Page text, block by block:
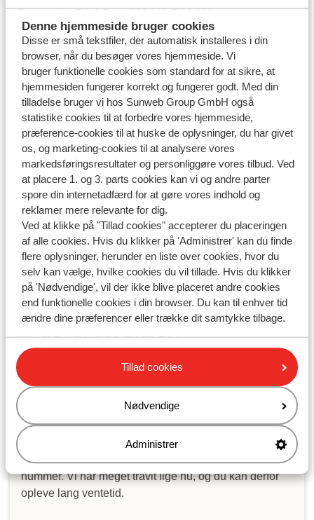
Denne hjemmeside bruger cookies
Disse er små tekstfiler, der automatisk installeres i din
browser, når du besøger vores hjemmeside. Vi
bruger funktionelle cookies som standard for at sikre, at
hjemmesiden fungerer korrekt og fungerer godt. Med din
tilladelse bruger vi hos Sunweb Group GmbH også
statistike cookies til at forbedre vores hjemmeside,
præference-cookies til at huske de oplysninger, du har givet
os, og marketing-cookies til at analysere vores
markedsføringsresultater og personliggøre vores tilbud. Ved
at placere 1. og 3. parts cookies kan vi og andre parter
spore din internetadfærd for at gøre vores indhold og
reklamer mere relevante for dig.
Ved at klikke på "Tillad cookies" accepterer du placeringen
af alle cookies. Hvis du klikker på 'Administrer' kan du finde
flere oplysninger, herunder en liste over cookies, hvor du
selv kan vælge, hvilke cookies du vil tillade. Hvis du klikker
på 'Nødvendige', vil der ikke blive placeret andre cookies
end funktionelle cookies i din browser. Du kan til enhver tid
ændre dine præferencer eller trække dit samtykke tilbage.
Tillad cookies
Nødvendige
Administrer
Condor - Kan jeg reservere et sæde på flyet?
Ændret den Mon, 4 Maj kl. 10:08 AM
easyJet - Kan jeg reservere et sæde på flyet?
Ændret den Fri, 29 Maj kl. 11:36 AM
Eurowings - Kan jeg reservere et sæde på flyet?
Ændret den Tue, 9 Dec, 2025 kl. 1:43 PM
Freebird - Kan jeg reservere et sæde på flyet?
Ændret den Mon, 27 Jul kl. 3:19 PM
< Forrige 1 2 Næste >
Har du fundet svaret?
Skriv til os på WhatsApp!
Send os en besked på WhatsApp til telefonnummer
+4589883389. Du kan også ringe til os på det samme
nummer. Vi har meget travlt lige nu, og du kan derfor
opleve lang ventetid.